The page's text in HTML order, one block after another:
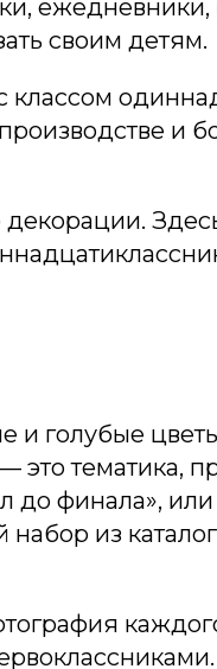
ежедневники,
своим детям.
классом
и
декорации.
и голубые
это тематика,
до финала»,
из